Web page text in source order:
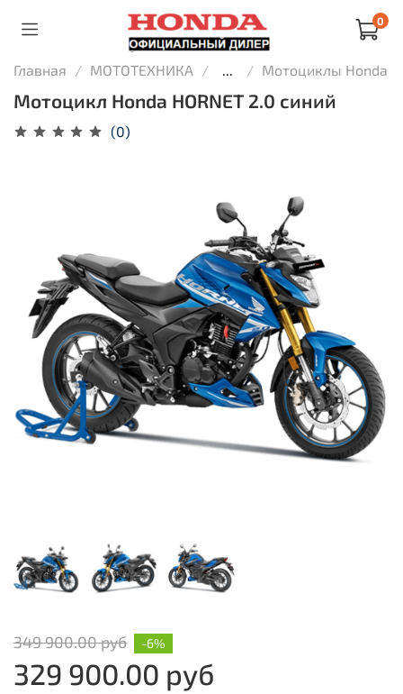
0
Главная МОТОТЕХНИКА ... Мотоциклы Honda
Мотоцикл Honda HORNET 2.0 синий
(0)
349 900.00 руб
329 900.00 руб
-6%